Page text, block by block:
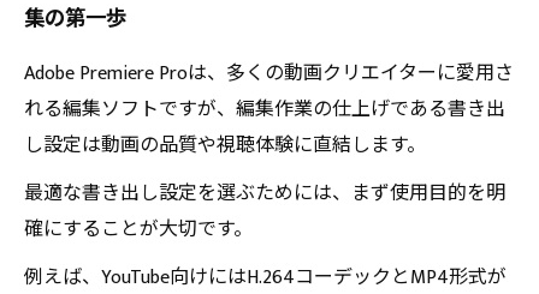
完成した動画を最高の状態で届けるための最終
確認と書き出しの極意
書き出し設定をマスターして熟練者並みの動画
を簡単に作ろう
効率的な動画制作が可能に！Premiere Pro書き出
し最適設定まとめ
集の第一歩
Adobe Premiere Proは、多くの動画クリエイターに愛用さ
れる編集ソフトですが、編集作業の仕上げである書き出
し設定は動画の品質や視聴体験に直結します。
最適な書き出し設定を選ぶためには、まず使用目的を明
確にすることが大切です。
例えば、YouTube向けにはH.264コーデックとMP4形式が